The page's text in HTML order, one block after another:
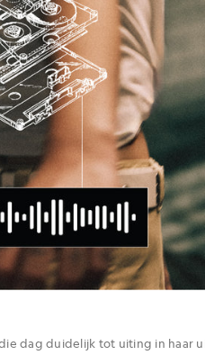
dag duidelijk tot uiting in